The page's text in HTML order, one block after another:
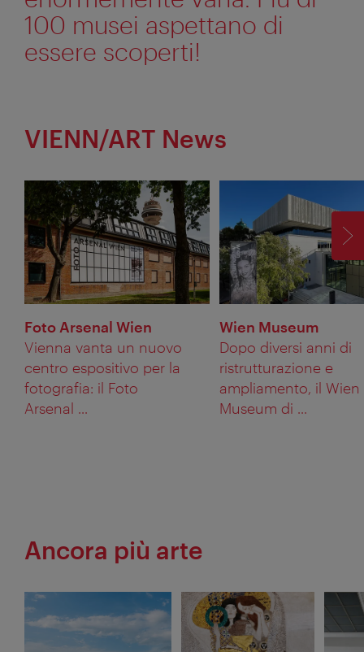
100 musei aspettano di
essere scoperti!
VIENN/ART News
Foto Arsenal Wien
Vienna vanta un nuovo
centro espositivo per la
fotografia: il Foto
Arsenal ...
Wien Museum
Dopo diversi anni di
ristrutturazione e
ampliamento, il Wien
Museum di ...
Ancora più arte